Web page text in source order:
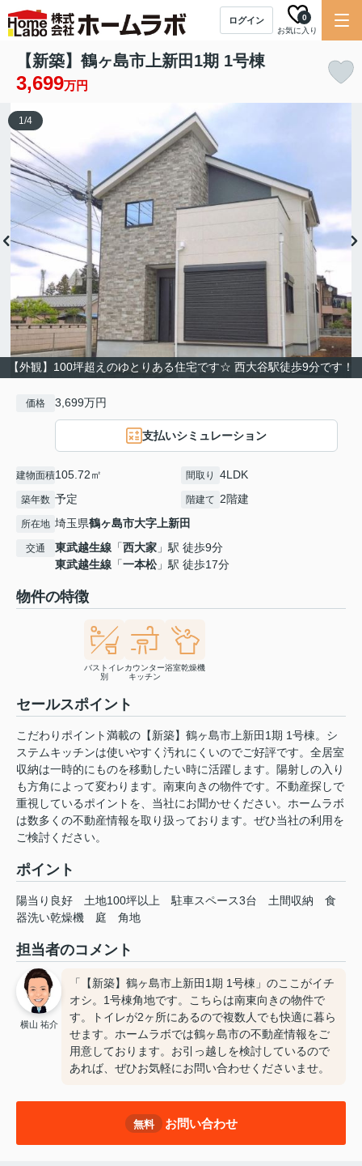
ログイン
お気に入り
0
【新築】鶴ヶ島市上新田1期 1号棟
3,699万円
【外観】100坪超えのゆとりある住宅です☆ 西大谷駅徒歩9分です！
1/4
価格 3,699万円
支払いシミュレーション
建物面積105.72㎡ 間取り 4LDK
築年数 予定 階建て 2階建
所在地 埼玉県鶴ヶ島市大字上新田
交通 東武越生線 「西大家 」駅 徒歩9分
東武越生線 「一本松」駅 徒歩17分
物件の特徴
バストイレ
別
カウンター
キッチン
浴室乾燥機
セールスポイント
こだわりポイント満載の【新築】鶴ヶ島市上新田1期 1号棟。シ
ステムキッチンは使いやすく汚れにくいのでご好評です。全居室
収納は一時的にものを移動したい時に活躍します。陽射しの入り
も方角によって変わります。南東向きの物件です。不動産探しで
重視しているポイントを、当社にお聞かせください。ホームラボ
は数多くの不動産情報を取り扱っております。ぜひ当社の利用を
ご検討ください。
ポイント
陽当り良好 土地100坪以上 駐車スペース3台 土間収納
食
器洗い乾燥機
庭 角地
担当者のコメント
横山 祐介
「【新築】鶴ヶ島市上新田1期 1号棟」のここがイチ
オシ。1号棟角地です。こちらは南東向きの物件で
す。トイレが2ヶ所にあるので複数人でも快適に暮ら
せます。ホームラボでは鶴ヶ島市の不動産情報をご
用意しております。お引っ越しを検討しているので
あれば、ぜひお気軽にお問い合わせくださいませ。
無料 お問い合わせ